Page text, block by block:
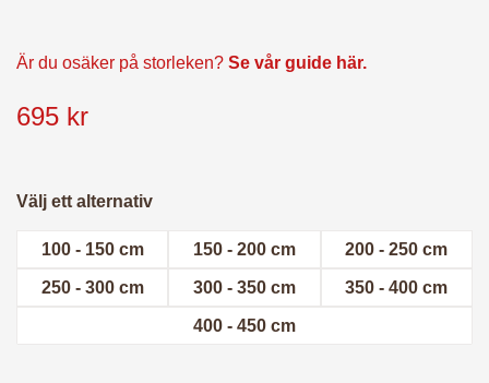
– Presentkort
– FTG-paket
– BRF-Paket
– Utomhuspaket
Är du osäker på storleken? Se vår guide här.
695 kr
Välj ett alternativ
100 - 150 cm 150 - 200 cm 200 - 250 cm
250 - 300 cm 300 - 350 cm 350 - 400 cm
400 - 450 cm